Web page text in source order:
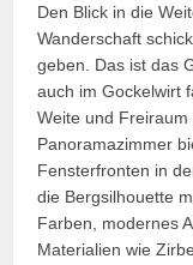
Den Blick in die
Wanderschaft
geben. Das ist das
auch im Gockelwirt
Weite und
Panoramazimmer
Fensterfronten in
die Bergsilhouette
Farben, modernes
Materialien wie